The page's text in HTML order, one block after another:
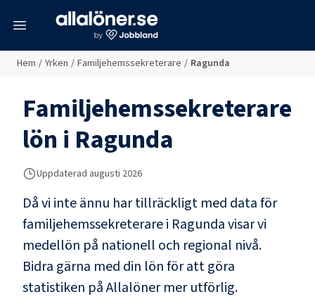
Hem / Yrken / Familjehemssekreterare / Ragunda
Familjehemssekreterare
lön i Ragunda
Uppdaterad augusti 2026
Då vi inte ännu har tillräckligt med data för
familjehemssekreterarei Ragundavisar vi
medellön på nationell och regional nivå.
Bidra gärna med din lön för att göra
statistiken på Allalöner mer utförlig.